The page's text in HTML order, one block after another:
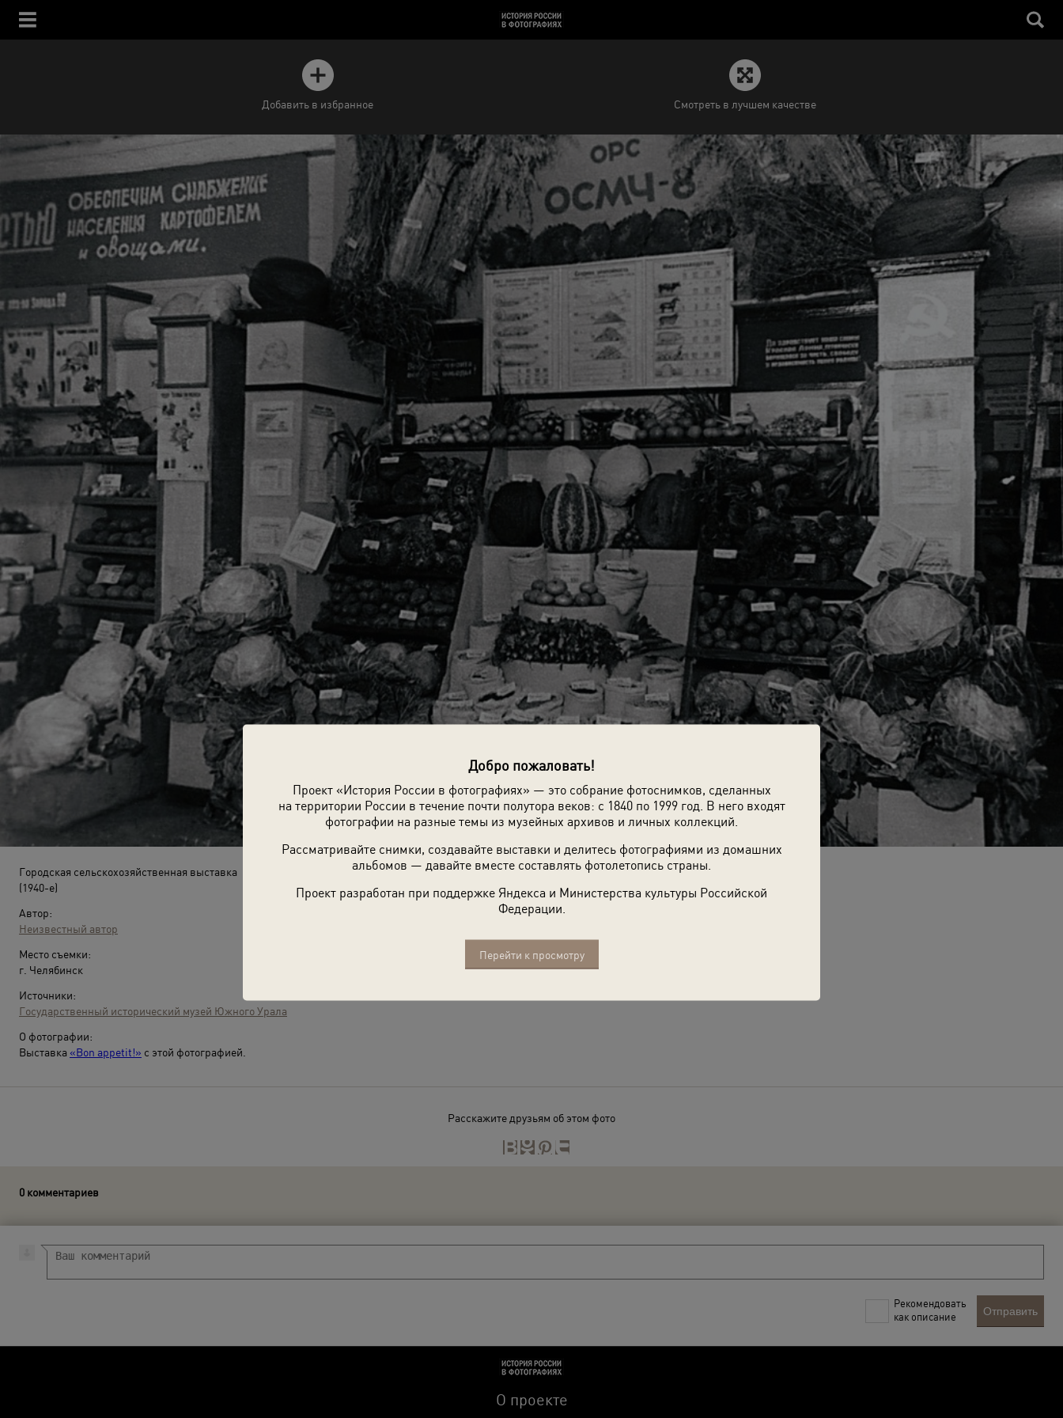
Добро пожаловать!
Проект «История России в фотографиях» — это собрание фотоснимков, сделанных
на территории России в течение почти полутора веков: с 1840 по 1999 год. В него входят
фотографии на разные темы из музейных архивов и личных коллекций.
Рассматривайте снимки, создавайте выставки и делитесь фотографиями из домашних
альбомов — давайте вместе составлять фотолетопись страны.
Проект разработан при поддержке Яндекса и Министерства культуры Российской
Федерации.
Перейти к просмотру
Добавить в избранное Смотреть в лучшем качестве
Городская сельскохозяйственная выставка
(1940-е)
Автор:
Неизвестный автор
Место съемки:
г. Челябинск
Источники:
Государственный исторический музей Южного Урала
О фотографии:
Выставка «Bon appetit!» с этой фотографией.
Расскажите друзьям об этом фото
0 комментариев
Рекомендовать
как описание
Отправить
О проекте